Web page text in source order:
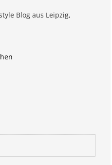
Blog aus Leipzig,